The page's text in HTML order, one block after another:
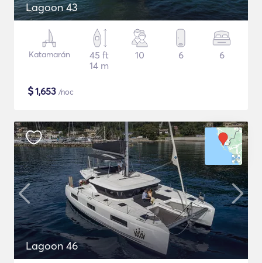
Lagoon 43
Katamarán
45 ft
14 m
10 6 6
$1,653 /noc
Lagoon 46